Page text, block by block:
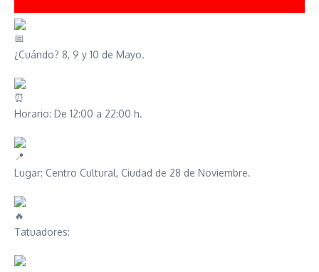
¿Cuándo? 8, 9 y 10 de Mayo.
Horario: De 12:00 a 22:00 h.
Lugar: Centro Cultural, Ciudad de 28 de Noviembre.
Tatuadores: